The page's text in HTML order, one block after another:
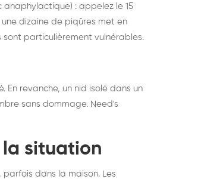
: appelez le 15
dizaine de piqûres met en
particulièrement vulnérables.
revanche, un nid isolé dans un
sans dommage. Need's
la situation
dans la maison. Les